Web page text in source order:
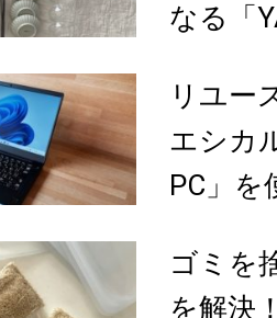
なる「
リユー
エシカ
PC」を
ゴミを
を解決